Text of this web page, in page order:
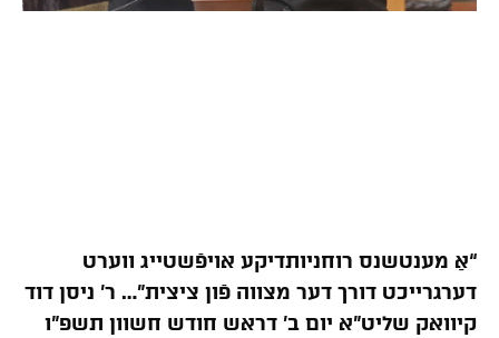
“אַ מענטשנס רוחניותדיקע אויפֿשטייג ווערט
דערגרייכט דורך דער מצווה פֿון ציצית”… ר’ ניסן דוד
קיוואק שליט”א יום ב’ דראש חודש חשוון תשפ”ו